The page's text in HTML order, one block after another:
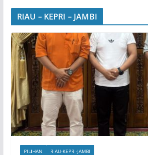
RIAU – KEPRI – JAMBI
PILIHAN RIAU-KEPRI-JAMBI